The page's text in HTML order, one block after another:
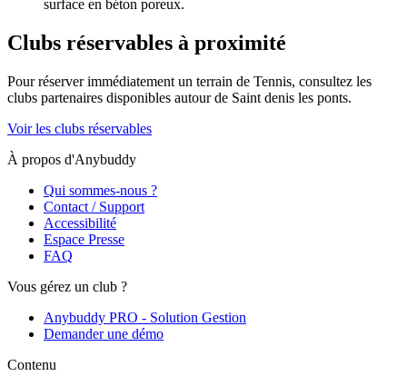
surface en béton poreux.
Clubs réservables à proximité
Pour réserver immédiatement un terrain de Tennis, consultez les
clubs partenaires disponibles autour de Saint denis les ponts.
Voir les clubs réservables
À propos d'Anybuddy
Qui sommes-nous ?
Contact / Support
Accessibilité
Espace Presse
FAQ
Vous gérez un club ?
Anybuddy PRO - Solution Gestion
Demander une démo
Contenu